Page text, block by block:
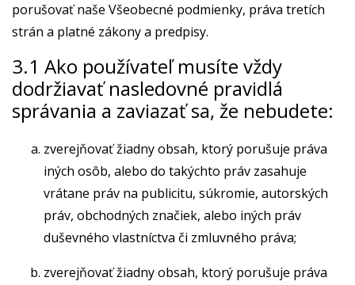
porušovať naše Všeobecné podmienky, práva tretích
strán a platné zákony a predpisy.
3.1 Ako používateľ musíte vždy
dodržiavať nasledovné pravidlá
správania a zaviazať sa, že nebudete:
zverejňovať žiadny obsah, ktorý porušuje práva
iných osôb, alebo do takýchto práv zasahuje
vrátane práv na publicitu, súkromie, autorských
práv, obchodných značiek, alebo iných práv
duševného vlastníctva či zmluvného práva;
zverejňovať žiadny obsah, ktorý porušuje práva